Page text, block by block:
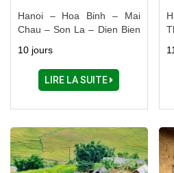
Hanoi – Hoa Binh – Mai
Chau – Son La – Dien Bien
Duong - Sapa – Bac Ha –
Luc Yen – Thac Ba
10 jours
LIRE LA SUITE